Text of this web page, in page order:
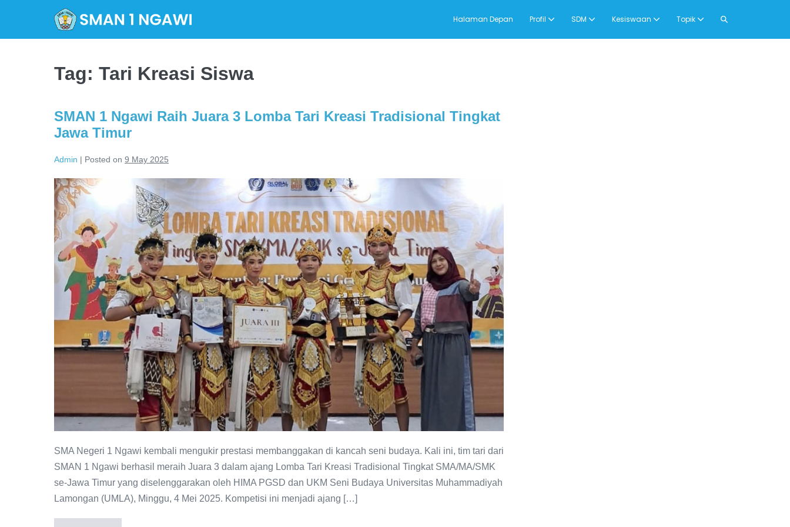
content
Halaman Depan Profil SDM Kesiswaan Topik
Search
Tag: Tari Kreasi Siswa
SMAN 1 Ngawi Raih Juara 3 Lomba Tari Kreasi Tradisional Tingkat
Jawa Timur
Admin | Posted on 9 May 2025
SMAN
1
Ngawi
Raih
Juara
3
Lomba
Kreasi
Tradisional
Tingkat
SMA Negeri 1 Ngawi kembali mengukir prestasi membanggakan di kancah seni budaya. Kali ini, tim tari dari
SMAN 1 Ngawi berhasil meraih Juara 3 dalam ajang Lomba Tari Kreasi Tradisional Tingkat SMA/MA/SMK
se-Jawa Timur yang diselenggarakan oleh HIMA PGSD dan UKM Seni Budaya Universitas Muhammadiyah
Lamongan (UMLA), Minggu, 4 Mei 2025. Kompetisi ini menjadi ajang […]